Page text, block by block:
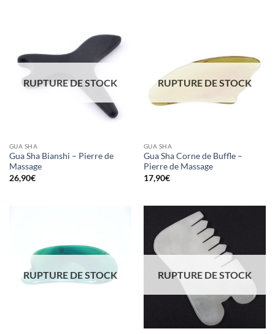
RUPTURE DE STOCK
GUA SHA
Gua Sha Bianshi – Pierre de
Massage
26,90€
RUPTURE DE STOCK
GUA SHA
Gua Sha Corne de Buffle –
Pierre de Massage
17,90€
RUPTURE DE STOCK RUPTURE DE STOCK